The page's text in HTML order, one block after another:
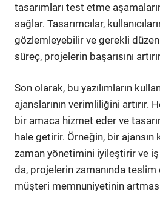
tasarımları test etme
sağlar. Tasarımcılar,
gözlemleyebilir ve gerekli
süreç, projelerin başarısını
Son olarak, bu yazılımların
ajanslarının verimliliğini artırır.
bir amaca hizmet eder ve
hale getirir. Örneğin, bir ajansın
zaman yönetimini iyileştirir ve iş
da, projelerin zamanında
müşteri memnuniyetinin